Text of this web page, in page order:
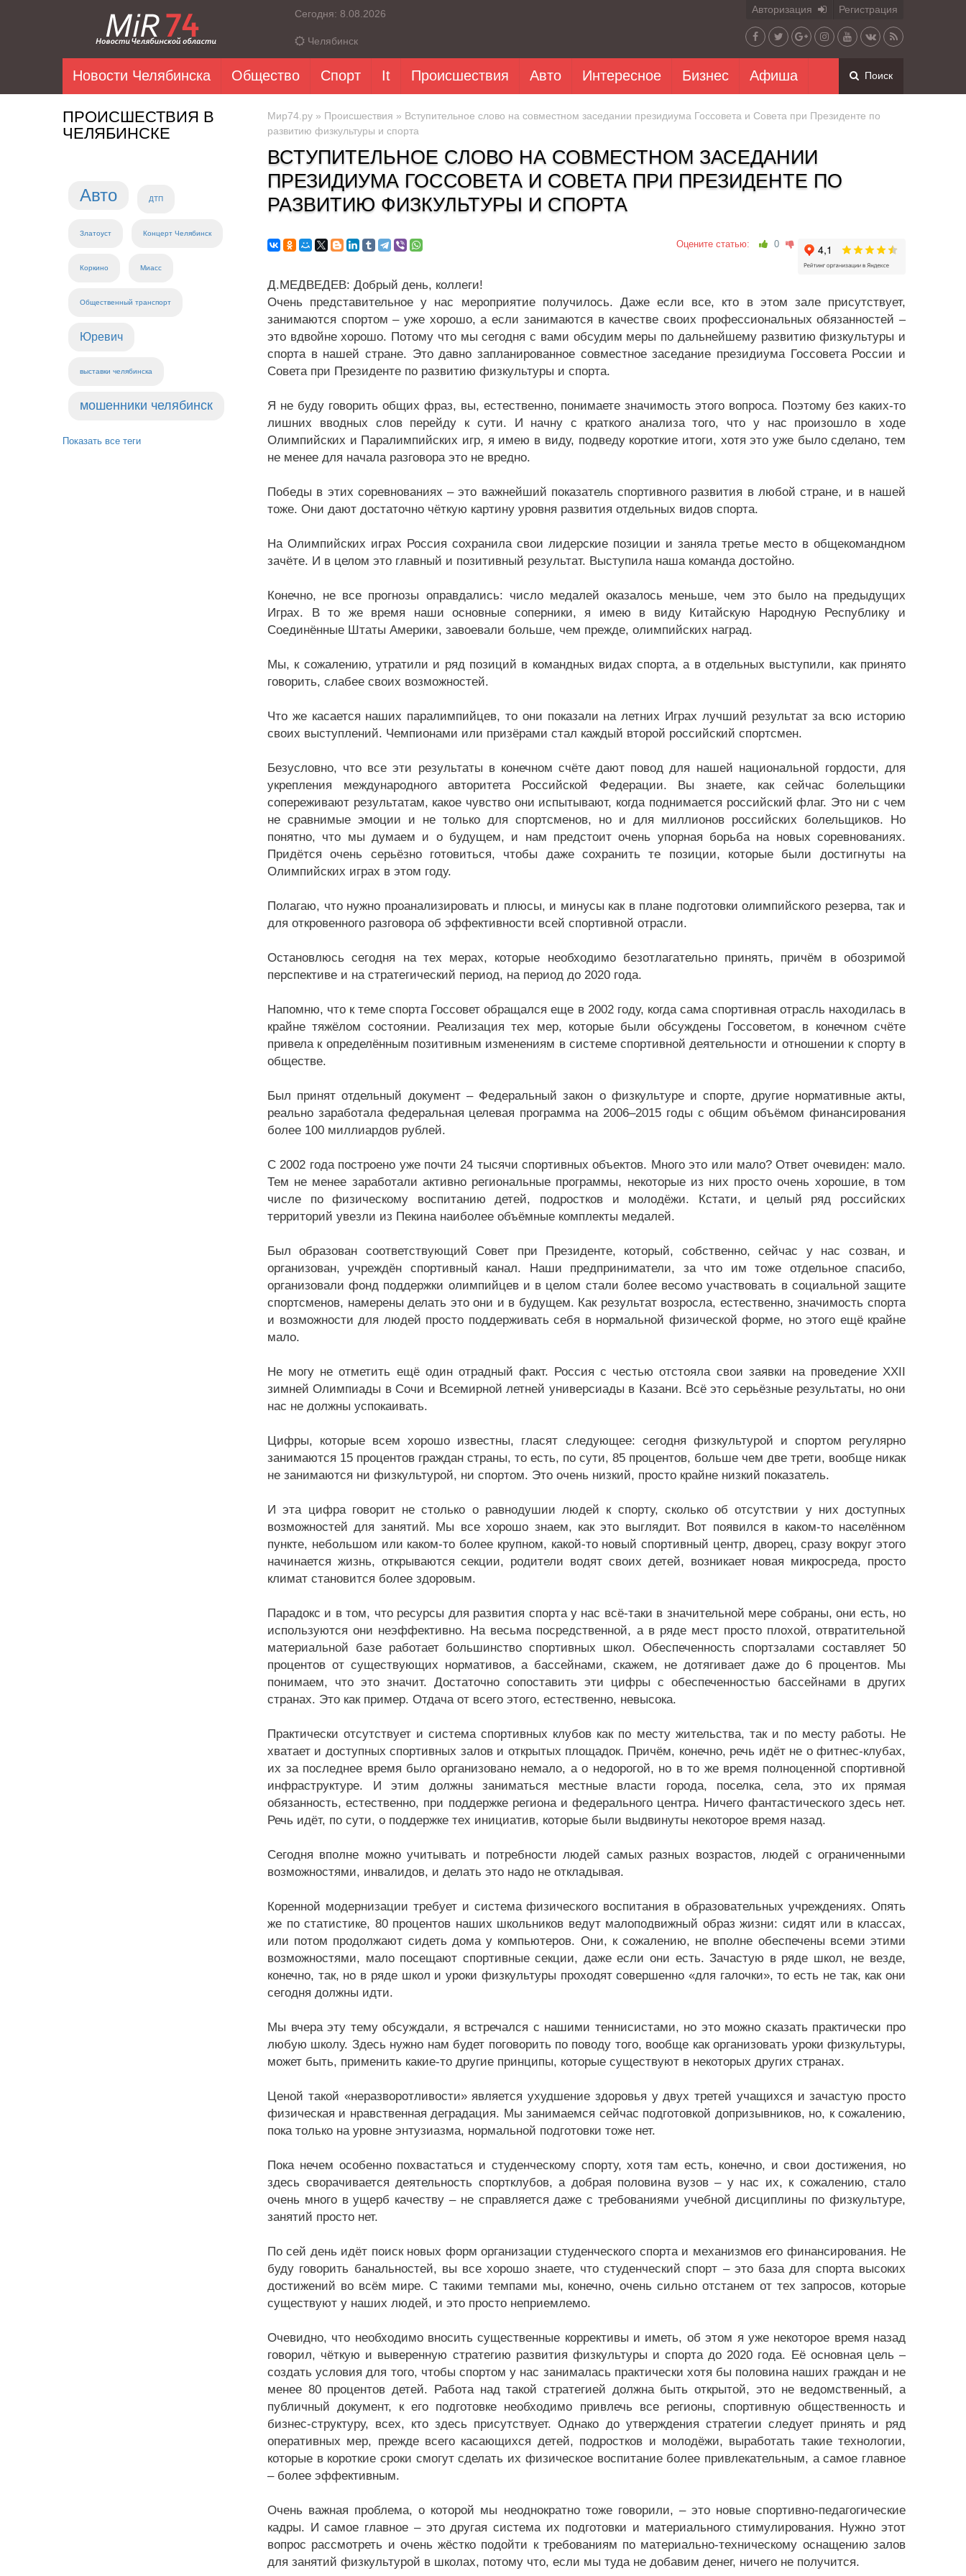
Сегодня: 8.08.2026
Челябинск
Авторизация Регистрация
Новости Челябинска Общество Спорт It Происшествия Авто Интересное Бизнес Афиша Поиск
ПРОИСШЕСТВИЯ В
ЧЕЛЯБИНСКЕ
Авто ДТП
Златоуст Концерт Челябинск
Коркино Миасс
Общественный транспорт
Юревич
выставки челябинска
мошенники челябинск
Показать все теги
Мир74.ру » Происшествия » Вступительное слово на совместном заседании президиума Госсовета и Совета при Президенте по
развитию физкультуры и спорта
ВСТУПИТЕЛЬНОЕ СЛОВО НА СОВМЕСТНОМ ЗАСЕДАНИИ
ПРЕЗИДИУМА ГОССОВЕТА И СОВЕТА ПРИ ПРЕЗИДЕНТЕ ПО
РАЗВИТИЮ ФИЗКУЛЬТУРЫ И СПОРТА
Оцените статью: 0
Д.МЕДВЕДЕВ: Добрый день, коллеги!
Очень представительное у нас мероприятие получилось. Даже если все, кто в этом зале присутствует,
занимаются спортом – уже хорошо, а если занимаются в качестве своих профессиональных обязанностей –
это вдвойне хорошо. Потому что мы сегодня с вами обсудим меры по дальнейшему развитию физкультуры и
спорта в нашей стране. Это давно запланированное совместное заседание президиума Госсовета России и
Совета при Президенте по развитию физкультуры и спорта.
Я не буду говорить общих фраз, вы, естественно, понимаете значимость этого вопроса. Поэтому без каких-то
лишних вводных слов перейду к сути. И начну с краткого анализа того, что у нас произошло в ходе
Олимпийских и Паралимпийских игр, я имею в виду, подведу короткие итоги, хотя это уже было сделано, тем
не менее для начала разговора это не вредно.
Победы в этих соревнованиях – это важнейший показатель спортивного развития в любой стране, и в нашей
тоже. Они дают достаточно чёткую картину уровня развития отдельных видов спорта.
На Олимпийских играх Россия сохранила свои лидерские позиции и заняла третье место в общекомандном
зачёте. И в целом это главный и позитивный результат. Выступила наша команда достойно.
Конечно, не все прогнозы оправдались: число медалей оказалось меньше, чем это было на предыдущих
Играх. В то же время наши основные соперники, я имею в виду Китайскую Народную Республику и
Соединённые Штаты Америки, завоевали больше, чем прежде, олимпийских наград.
Мы, к сожалению, утратили и ряд позиций в командных видах спорта, а в отдельных выступили, как принято
говорить, слабее своих возможностей.
Что же касается наших паралимпийцев, то они показали на летних Играх лучший результат за всю историю
своих выступлений. Чемпионами или призёрами стал каждый второй российский спортсмен.
Безусловно, что все эти результаты в конечном счёте дают повод для нашей национальной гордости, для
укрепления международного авторитета Российской Федерации. Вы знаете, как сейчас болельщики
сопереживают результатам, какое чувство они испытывают, когда поднимается российский флаг. Это ни с чем
не сравнимые эмоции и не только для спортсменов, но и для миллионов российских болельщиков. Но
понятно, что мы думаем и о будущем, и нам предстоит очень упорная борьба на новых соревнованиях.
Придётся очень серьёзно готовиться, чтобы даже сохранить те позиции, которые были достигнуты на
Олимпийских играх в этом году.
Полагаю, что нужно проанализировать и плюсы, и минусы как в плане подготовки олимпийского резерва, так и
для откровенного разговора об эффективности всей спортивной отрасли.
Остановлюсь сегодня на тех мерах, которые необходимо безотлагательно принять, причём в обозримой
перспективе и на стратегический период, на период до 2020 года.
Напомню, что к теме спорта Госсовет обращался еще в 2002 году, когда сама спортивная отрасль находилась в
крайне тяжёлом состоянии. Реализация тех мер, которые были обсуждены Госсоветом, в конечном счёте
привела к определённым позитивным изменениям в системе спортивной деятельности и отношении к спорту в
обществе.
Был принят отдельный документ – Федеральный закон о физкультуре и спорте, другие нормативные акты,
реально заработала федеральная целевая программа на 2006–2015 годы с общим объёмом финансирования
более 100 миллиардов рублей.
С 2002 года построено уже почти 24 тысячи спортивных объектов. Много это или мало? Ответ очевиден: мало.
Тем не менее заработали активно региональные программы, некоторые из них просто очень хорошие, в том
числе по физическому воспитанию детей, подростков и молодёжи. Кстати, и целый ряд российских
территорий увезли из Пекина наиболее объёмные комплекты медалей.
Был образован соответствующий Совет при Президенте, который, собственно, сейчас у нас созван, и
организован, учреждён спортивный канал. Наши предприниматели, за что им тоже отдельное спасибо,
организовали фонд поддержки олимпийцев и в целом стали более весомо участвовать в социальной защите
спортсменов, намерены делать это они и в будущем. Как результат возросла, естественно, значимость спорта
и возможности для людей просто поддерживать себя в нормальной физической форме, но этого ещё крайне
мало.
Не могу не отметить ещё один отрадный факт. Россия с честью отстояла свои заявки на проведение ХХII
зимней Олимпиады в Сочи и Всемирной летней универсиады в Казани. Всё это серьёзные результаты, но они
нас не должны успокаивать.
Цифры, которые всем хорошо известны, гласят следующее: сегодня физкультурой и спортом регулярно
занимаются 15 процентов граждан страны, то есть, по сути, 85 процентов, больше чем две трети, вообще никак
не занимаются ни физкультурой, ни спортом. Это очень низкий, просто крайне низкий показатель.
И эта цифра говорит не столько о равнодушии людей к спорту, сколько об отсутствии у них доступных
возможностей для занятий. Мы все хорошо знаем, как это выглядит. Вот появился в каком-то населённом
пункте, небольшом или каком-то более крупном, какой-то новый спортивный центр, дворец, сразу вокруг этого
начинается жизнь, открываются секции, родители водят своих детей, возникает новая микросреда, просто
климат становится более здоровым.
Парадокс и в том, что ресурсы для развития спорта у нас всё-таки в значительной мере собраны, они есть, но
используются они неэффективно. На весьма посредственной, а в ряде мест просто плохой, отвратительной
материальной базе работает большинство спортивных школ. Обеспеченность спортзалами составляет 50
процентов от существующих нормативов, а бассейнами, скажем, не дотягивает даже до 6 процентов. Мы
понимаем, что это значит. Достаточно сопоставить эти цифры с обеспеченностью бассейнами в других
странах. Это как пример. Отдача от всего этого, естественно, невысока.
Практически отсутствует и система спортивных клубов как по месту жительства, так и по месту работы. Не
хватает и доступных спортивных залов и открытых площадок. Причём, конечно, речь идёт не о фитнес-клубах,
их за последнее время было организовано немало, а о недорогой, но в то же время полноценной спортивной
инфраструктуре. И этим должны заниматься местные власти города, поселка, села, это их прямая
обязанность, естественно, при поддержке региона и федерального центра. Ничего фантастического здесь нет.
Речь идёт, по сути, о поддержке тех инициатив, которые были выдвинуты некоторое время назад.
Сегодня вполне можно учитывать и потребности людей самых разных возрастов, людей с ограниченными
возможностями, инвалидов, и делать это надо не откладывая.
Коренной модернизации требует и система физического воспитания в образовательных учреждениях. Опять
же по статистике, 80 процентов наших школьников ведут малоподвижный образ жизни: сидят или в классах,
или потом продолжают сидеть дома у компьютеров. Они, к сожалению, не вполне обеспечены всеми этими
возможностями, мало посещают спортивные секции, даже если они есть. Зачастую в ряде школ, не везде,
конечно, так, но в ряде школ и уроки физкультуры проходят совершенно «для галочки», то есть не так, как они
сегодня должны идти.
Мы вчера эту тему обсуждали, я встречался с нашими теннисистами, но это можно сказать практически про
любую школу. Здесь нужно нам будет поговорить по поводу того, вообще как организовать уроки физкультуры,
может быть, применить какие-то другие принципы, которые существуют в некоторых других странах.
Ценой такой «неразворотливости» является ухудшение здоровья у двух третей учащихся и зачастую просто
физическая и нравственная деградация. Мы занимаемся сейчас подготовкой допризывников, но, к сожалению,
пока только на уровне энтузиазма, нормальной подготовки тоже нет.
Пока нечем особенно похвастаться и студенческому спорту, хотя там есть, конечно, и свои достижения, но
здесь сворачивается деятельность спортклубов, а добрая половина вузов – у нас их, к сожалению, стало
очень много в ущерб качеству – не справляется даже с требованиями учебной дисциплины по физкультуре,
занятий просто нет.
По сей день идёт поиск новых форм организации студенческого спорта и механизмов его финансирования. Не
буду говорить банальностей, вы все хорошо знаете, что студенческий спорт – это база для спорта высоких
достижений во всём мире. С такими темпами мы, конечно, очень сильно отстанем от тех запросов, которые
существуют у наших людей, и это просто неприемлемо.
Очевидно, что необходимо вносить существенные коррективы и иметь, об этом я уже некоторое время назад
говорил, чёткую и выверенную стратегию развития физкультуры и спорта до 2020 года. Её основная цель –
создать условия для того, чтобы спортом у нас занималась практически хотя бы половина наших граждан и не
менее 80 процентов детей. Работа над такой стратегией должна быть открытой, это не ведомственный, а
публичный документ, к его подготовке необходимо привлечь все регионы, спортивную общественность и
бизнес-структуру, всех, кто здесь присутствует. Однако до утверждения стратегии следует принять и ряд
оперативных мер, прежде всего касающихся детей, подростков и молодёжи, выработать такие технологии,
которые в короткие сроки смогут сделать их физическое воспитание более привлекательным, а самое главное
– более эффективным.
Очень важная проблема, о которой мы неоднократно тоже говорили, – это новые спортивно-педагогические
кадры. И самое главное – это другая система их подготовки и материального стимулирования. Нужно этот
вопрос рассмотреть и очень жёстко подойти к требованиям по материально-техническому оснащению залов
для занятий физкультурой в школах, потому что, если мы туда не добавим денег, ничего не получится.